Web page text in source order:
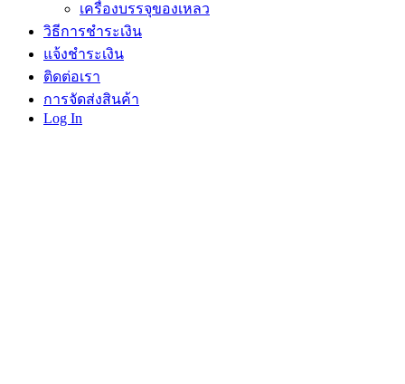
เครื่องบรรจุของเหลว
วิธีการชำระเงิน
แจ้งชำระเงิน
ติดต่อเรา
การจัดส่งสินค้า
Log In